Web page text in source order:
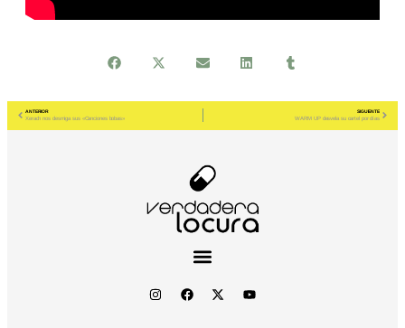
ANTERIOR
Xerach nos desmiga sus «Canciones bobas»
SIGUIENTE
WARM UP desvela su cartel por días